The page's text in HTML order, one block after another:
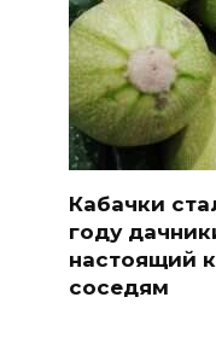
Кабачки
году
настоящий
соседям